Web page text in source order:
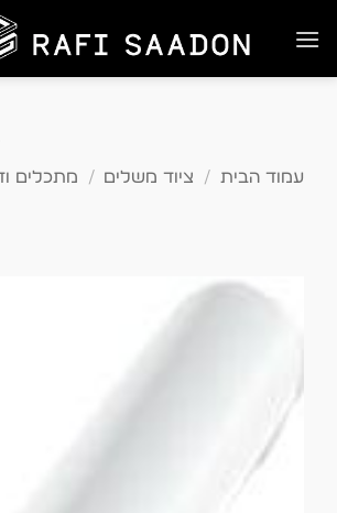
to
עמוד הבית / ציוד משלים / מתכלים